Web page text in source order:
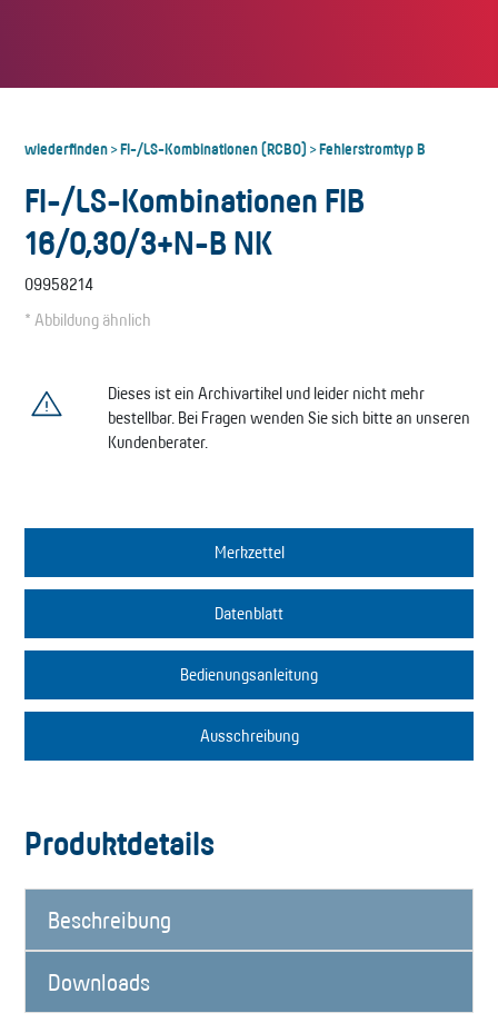
wiederfinden>FI-/LS-Kombinationen (RCBO) >Fehlerstromtyp B
FI-/LS-Kombinationen FIB
16/0,30/3+N-B NK
09958214
* Abbildung ähnlich
Dieses ist ein Archivartikel und leider nicht mehr
bestellbar. Bei Fragen wenden Sie sich bitte an unseren
Kundenberater.
Merkzettel
Datenblatt
Bedienungsanleitung
Ausschreibung
Produktdetails
Beschreibung
Downloads